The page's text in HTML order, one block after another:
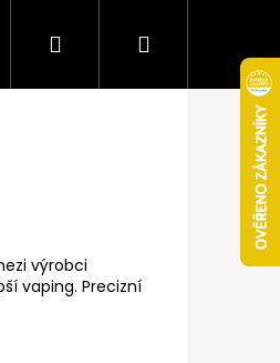
Věrnostní program
PřihlášeníNákupní
výrobci
vaping. Precizní